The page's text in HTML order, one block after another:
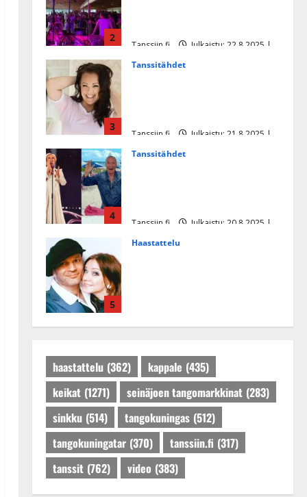
2
Tanssiin.fi
Julkaistu: 22.8.2025 |
3
Tanssitähdet
Tanssiin.fi
Julkaistu: 21.8.2025 |
4
Tanssitähdet
Tanssiin.fi
Julkaistu: 20.8.2025 |
5
Haastattelu
Tanssiin.fi
Julkaistu: 27.4.2025 |
haastattelu (362) kappale (435)
keikat (1271) seinäjoen tangomarkkinat (283)
sinkku (514) tangokuningas (512)
tangokuningatar (370) tanssiin.fi (317)
tanssit (762) video (383)